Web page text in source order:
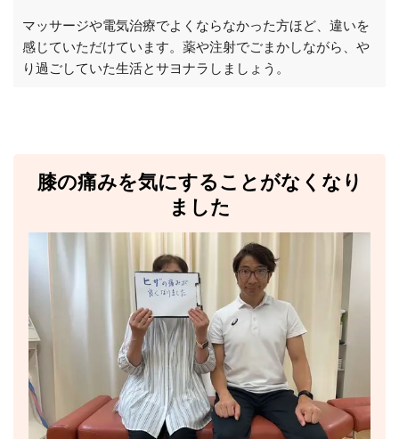
マッサージや電気治療でよくならなかった方ほど、違いを
感じていただけています。薬や注射でごまかしながら、や
り過ごしていた生活とサヨナラしましょう。
膝の痛みを気にすることがなくなり
ました